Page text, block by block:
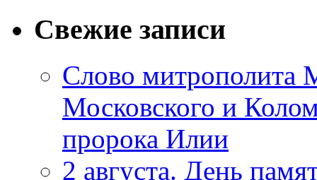
Свежие записи
Слово митрополита
Московского и
пророка Илии
2 августа. День